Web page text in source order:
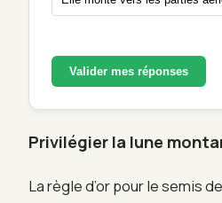
Valider mes réponses
Privilégier la lune
La règle d’or pour le semis